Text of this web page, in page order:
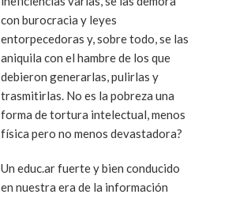
con burocracia y leyes
entorpecedoras y, sobre todo, se las
aniquila con el hambre de los que
debieron generarlas, pulirlas y
trasmitirlas. No es la pobreza una
forma de tortura intelectual, menos
física pero no menos devastadora?
Un educ.ar fuerte y bien conducido
en nuestra era de la información